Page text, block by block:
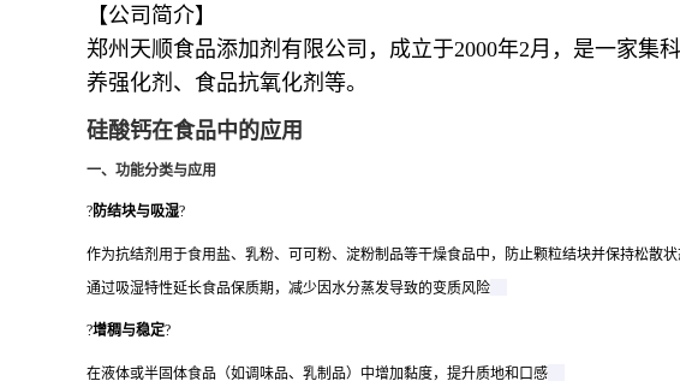
【公司简介】
郑州天顺食品添加剂有限公司，成立于2000年2月，是一家
养强化剂、食品抗氧化剂等。
硅酸钙在食品中的应用
一、功能分类与应用
?防结块与吸湿?
作为抗结剂用于食用盐、乳粉、可可粉、淀粉制品等干燥食品中，防止颗粒结块并保持松散
通过吸湿特性延长食品保质期，减少因水分蒸发导致的变质风险
?增稠与稳定?
在液体或半固体食品（如调味品、乳制品）中增加黏度，提升质地和口感